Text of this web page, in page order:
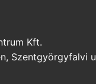
Kft.
Szentgyörgyfalvi